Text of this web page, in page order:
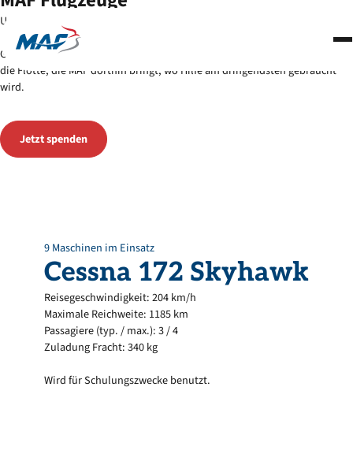
Partnerschaften
Über uns
Kontakt
Jetzt spenden
Unsere Kleinflugzeuge sind für das ausgelegt, was grössere Maschinen
nicht können: Sie landen dort, wo Pisten kaum sichtbar sind: Auf kurzem
Gras, unbefestigtem Gelände oder sogar auf dem Wasser. Entdecken Sie
die Flotte, die MAF dorthin bringt, wo Hilfe am dringendsten gebraucht
wird.
Jetzt spenden
9 Maschinen im Einsatz
Cessna 172 Skyhawk
Reisegeschwindigkeit: 204 km/h
Maximale Reichweite: 1185 km
Passagiere (typ. / max.): 3 / 4
Zuladung Fracht: 340 kg
Wird für Schulungszwecke benutzt.